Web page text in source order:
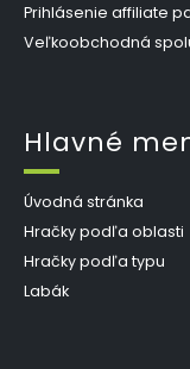
Prihlásenie affiliate
Veľkoobchodná
Hlavné
Úvodná stránka
Hračky podľa oblasti
Hračky podľa typu
Labák